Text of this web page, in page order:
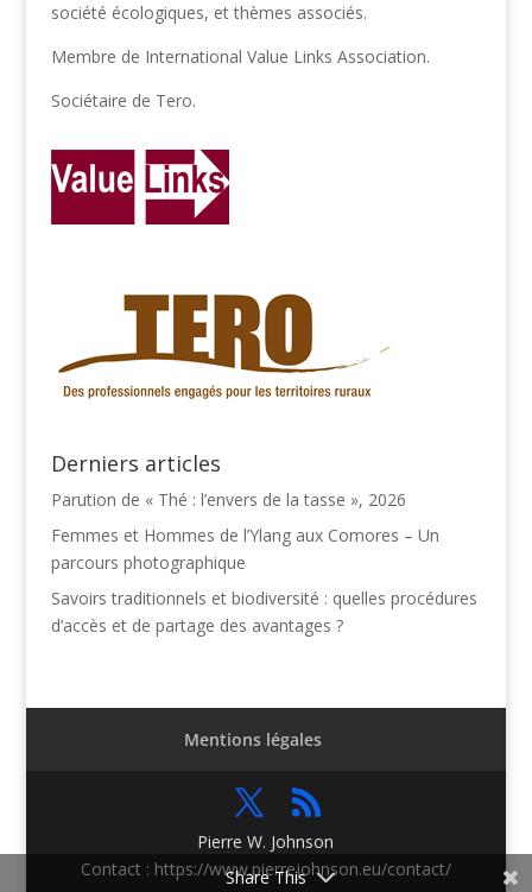
société écologiques, et thèmes associés.
Membre de International Value Links Association.
Sociétaire de Tero.
Derniers articles
Parution de « Thé : l’envers de la tasse », 2026
Femmes et Hommes de l’Ylang aux Comores – Un
parcours photographique
Savoirs traditionnels et biodiversité : quelles procédures
d’accès et de partage des avantages ?
Mentions légales
Pierre W. Johnson
Contact : https://www.pierrejohnson.eu/contact/
Share This